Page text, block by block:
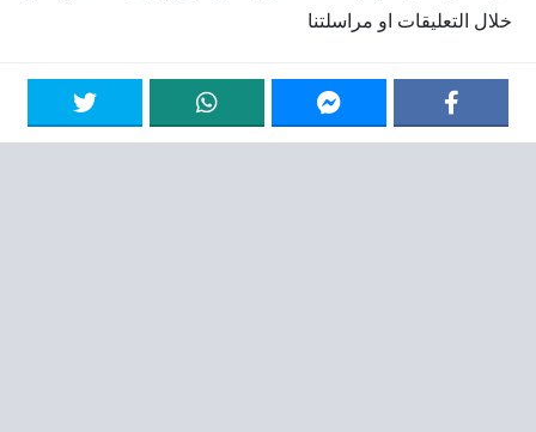
خلال التعليقات او مراسلتنا